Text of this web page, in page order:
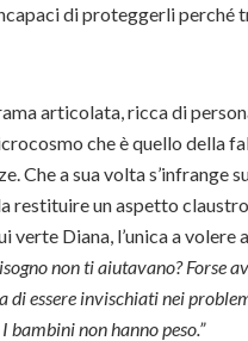
di proteggerli
articolata, ricca di
che è quello della
Che a sua volta s’infrange
restituire un aspetto
Diana, l’unica a volere
non ti aiutavano? Forse
di essere invischiati nei
bambini non hanno peso.”